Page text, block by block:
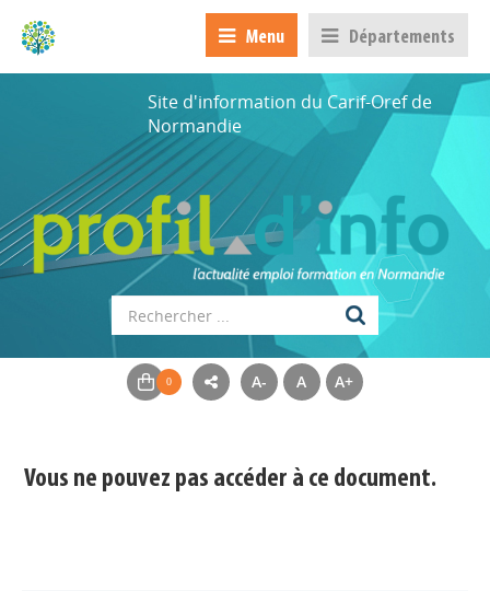
Menu Départements
Site d'information du Carif-Oref de
Normandie
A- A A+
Vous ne pouvez pas accéder à ce document.
Appels à projets
Déposer une actu !